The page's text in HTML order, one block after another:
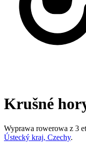
Krušné
Wyprawa rowerowa z 3
Ústecký kraj, Czechy.